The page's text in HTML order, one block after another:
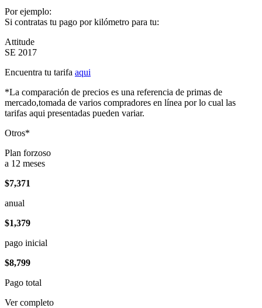
Por ejemplo:
Si contratas tu pago por kilómetro para tu:
Attitude
SE 2017
Encuentra tu tarifa aqui
*La comparación de precios es una referencia de primas de
mercado,tomada de varios compradores en línea por lo cual las
tarifas aqui presentadas pueden variar.
Otros*
Plan forzoso
a 12 meses
$7,371
anual
$1,379
pago inicial
$8,799
Pago total
Ver completo